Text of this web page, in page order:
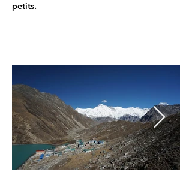
petits.